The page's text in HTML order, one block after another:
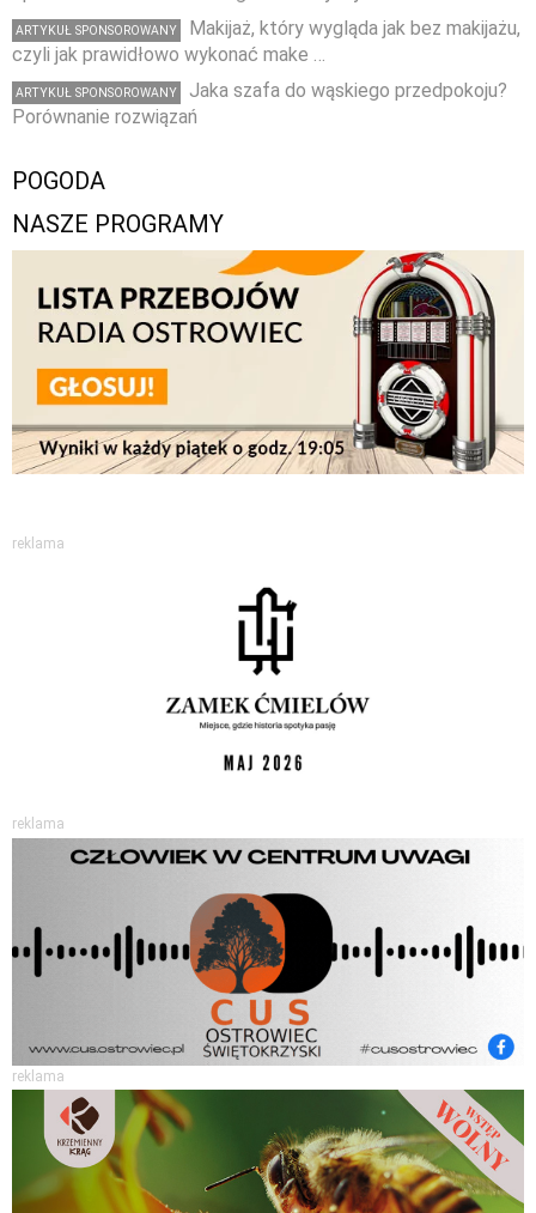
ARTYKUŁ SPONSOROWANY
Makijaż, który wygląda jak bez makijażu,
czyli jak prawidłowo wykonać make …
ARTYKUŁ SPONSOROWANY
Jaka szafa do wąskiego przedpokoju?
Porównanie rozwiązań
POGODA
NASZE PROGRAMY
reklama
reklama
reklama